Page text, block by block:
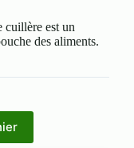
cuillère est un
des aliments.